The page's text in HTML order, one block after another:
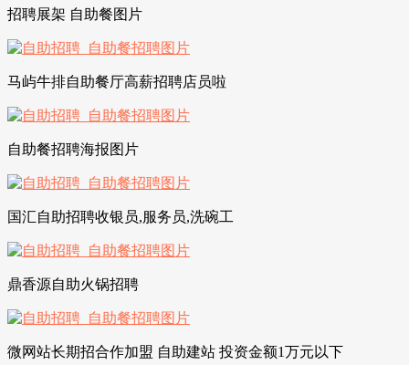
招聘展架 自助餐图片
马屿牛排自助餐厅高薪招聘店员啦
自助餐招聘海报图片
国汇自助招聘收银员,服务员,洗碗工
鼎香源自助火锅招聘
微网站长期招合作加盟 自助建站 投资金额1万元以下